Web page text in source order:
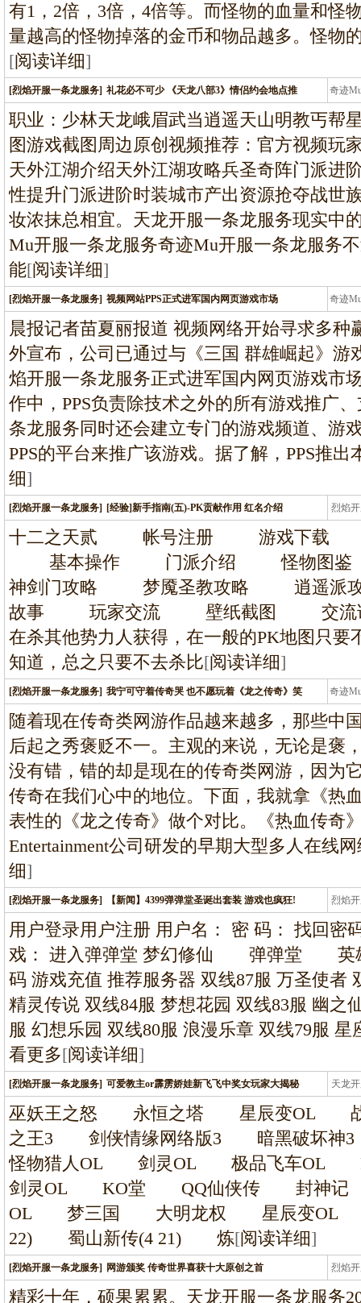
有1，2倍，3倍，4倍等。而怪物的血量和怪
量越高的怪物掉落的金币和物品越多。怪物
[阅读详细]
[烈焰开服一条龙服务] 礼花必不可少 《天龙八部3》情侣约会地点推 奇迹
条
职业：少林天龙峨眉武当逍遥天山明教丐帮
图游戏截图周边原创视频推荐：官方视频玩
天外江湖介绍天外江湖攻略兵圣奇阵门派进
性提升门派进阶时装城市产出资源抢夺战世
妆浓抹总相宜。天龙开服一条龙服务现实中
Mu开服一条龙服务奇迹Mu开服一条龙服务
能[阅读详细]
[烈焰开服一条龙服务] 视频网站PPS正式进军国内网页游戏市场 奇迹
条
晨报记者苗夏丽报道 视频网络开始寻求多种
外宣布，公司已通过与《三国 群雄崛起》游
焰开服一条龙服务正式进军国内网页游戏市
作中，PPS负责除技术之外的所有游戏推广
条龙服务同时还会建立专门的游戏频道、游
PPS的平台来推广该游戏。据了解，PPS推
细]
[烈焰开服一条龙服务] [经验]新手指南(五)-PK贡献作用 红名介绍 烈焰
十二之天贰 帐号注册 游戏下载
基本操作 门派介绍 怪物图鉴
神剑门攻略 梦魇圣教攻略 逍遥
故事 玩家交流 壁纸截图 交流论坛
在杀其他势力人获得，在一般的PK地图只要
知道，总之只要不去杀比[阅读详细]
[烈焰开服一条龙服务] 我宁可守着传奇哭 也不愿玩着《龙之传奇》笑 奇迹
条
随着现在传奇类网游作品越来越多，那些中
后起之秀褒贬不一。主观的来说，无论是褒
没有错，错的却是现在的传奇类网游，因为
传奇在我们心中的地位。下面，我就拿《热
表性的《龙之传奇》做个对比。《热血传奇
Entertainment公司研发的早期大型多人在线
细]
[烈焰开服一条龙服务] 【新闻】4399弹弹堂圣诞出套装 游戏也疯狂! 烈焰
龙
用户登录用户注册 用户名： 密 码： 找回密
戏： 进入弹弹堂 梦幻修仙 弹弹堂 英雄
码 游戏充值 推荐服务器 双线87服 万圣使者
精灵传说 双线84服 梦想花园 双线83服 幽之
服 幻想乐园 双线80服 浪漫乐章 双线79服
看更多[阅读详细]
[烈焰开服一条龙服务] 可爱教主or霹雳娇娃新飞飞中奖女玩家大揭秘 天龙
龙
巫妖王之怒 永恒之塔 星辰变OL
之王3 剑侠情缘网络版3 暗黑破
怪物猎人OL 剑灵OL 极品飞车
剑灵OL KO堂 QQ仙侠传 封神记
OL 梦三国 大明龙权 星辰变OL 黑
22) 蜀山新传(4 21) 炼[阅读详细]
[烈焰开服一条龙服务] 网游颁奖 传奇世界喜获十大原创之首 烈焰
龙
精彩十年，硕果累累。天龙开服一条龙服务